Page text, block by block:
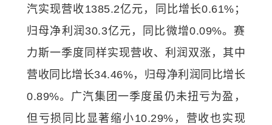
汽实现营收1385.2亿元，同比增长0.61%；
归母净利润30.3亿元，同比微增0.09%。赛
力斯一季度同样实现营收、利润双涨，其中
营收同比增长34.46%，归母净利润同比增长
0.89%。广汽集团一季度虽仍未扭亏为盈，
但亏损同比显著缩小10.29%，营收也实现